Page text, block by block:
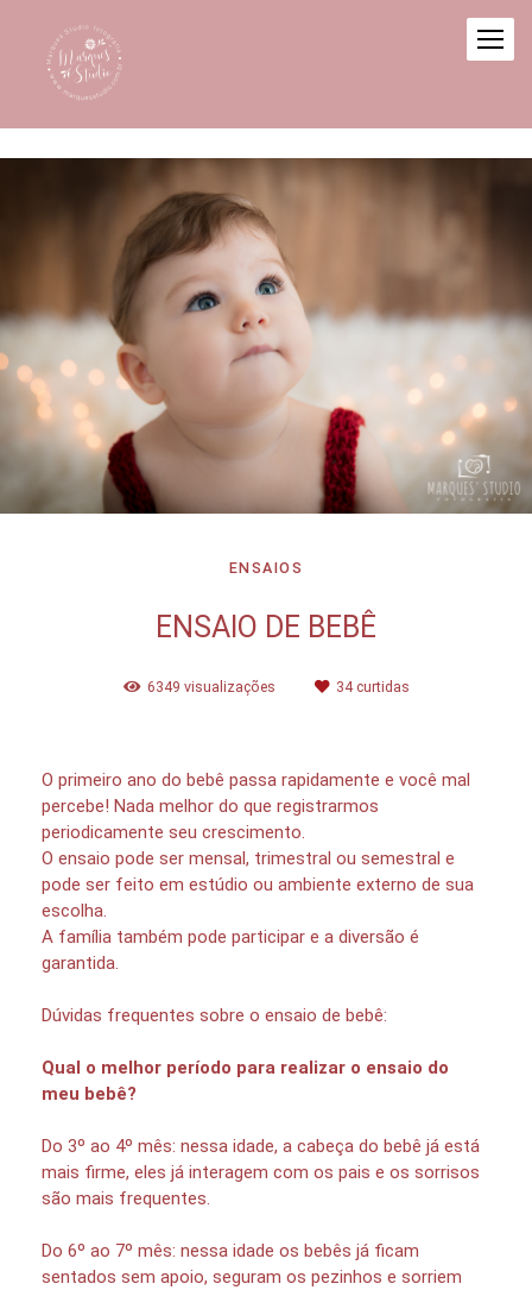
ENSAIOS
ENSAIO DE BEBÊ
6349 visualizações 34curtidas
O primeiro ano do bebê passa rapidamente e você mal
percebe! Nada melhor do que registrarmos
periodicamente seu crescimento.
O ensaio pode ser mensal, trimestral ou semestral e
pode ser feito em estúdio ou ambiente externo de sua
escolha.
A família também pode participar e a diversão é
garantida.
Dúvidas frequentes sobre o ensaio de bebê:
Qual o melhor período para realizar o ensaio do
meu bebê?
Do 3º ao 4º mês: nessa idade, a cabeça do bebê já está
mais firme, eles já interagem com os pais e os sorrisos
são mais frequentes.
Do 6º ao 7º mês: nessa idade os bebês já ficam
sentados sem apoio, seguram os pezinhos e sorriem